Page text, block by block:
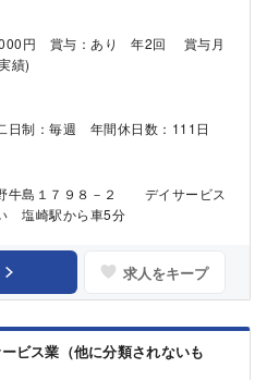
円 賞与：あり 年2回 賞与月
績)
日制：毎週 年間休日数：111日
牛島１７９８－２ デイサービス
塩崎駅から車5分
求人をキープ
ビス業（他に分類されないも